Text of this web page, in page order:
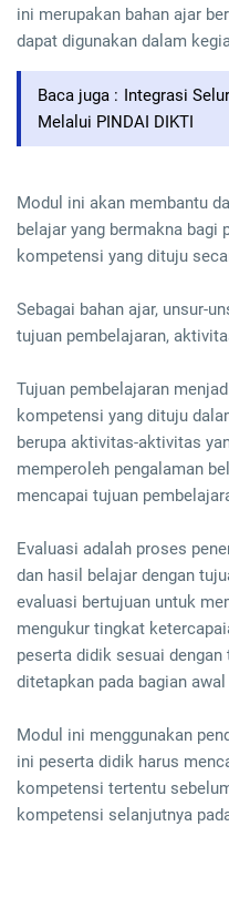
ini merupakan bahan ajar
dapat digunakan dalam
Baca juga :
Integrasi
Melalui PINDAI DIKTI
Modul ini akan membantu
belajar yang bermakna bagi
kompetensi yang dituju
Sebagai bahan ajar, unsur-
tujuan pembelajaran,
Tujuan pembelajaran
kompetensi yang dituju
berupa aktivitas-aktivitas
memperoleh pengalaman
mencapai tujuan
Evaluasi adalah proses
dan hasil belajar dengan
evaluasi bertujuan untuk
mengukur tingkat
peserta didik sesuai
ditetapkan pada bagian
Modul ini menggunakan
ini peserta didik harus
kompetensi tertentu
kompetensi selanjutnya